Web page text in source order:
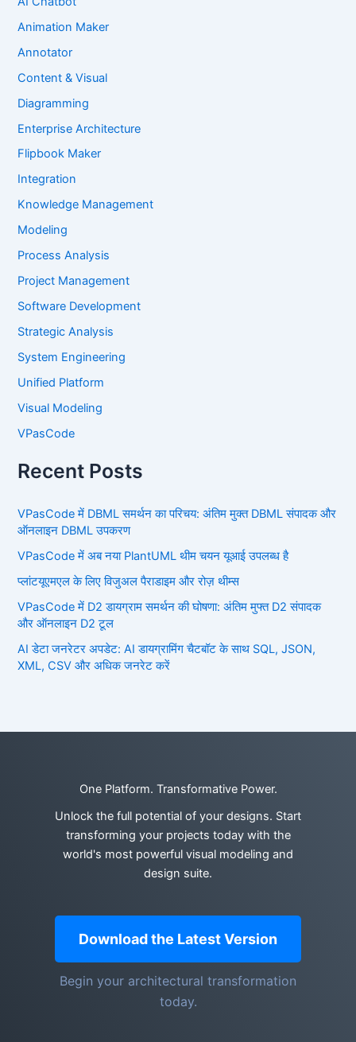
Animation Maker
Annotator
Content & Visual
Diagramming
Enterprise Architecture
Flipbook Maker
Integration
Knowledge Management
Modeling
Process Analysis
Project Management
Software Development
Strategic Analysis
System Engineering
Unified Platform
Visual Modeling
VPasCode
Recent Posts
VPasCode में DBML समर्थन का परिचय: अंतिम मुक्त DBML संपादक और
ऑनलाइन DBML उपकरण
VPasCode में अब नया PlantUML थीम चयन यूआई उपलब्ध है
प्लांटयूएमएल के लिए विजुअल पैराडाइम और रोज़ थीम्स
VPasCode में D2 डायग्राम समर्थन की घोषणा: अंतिम मुफ्त D2 संपादक
और ऑनलाइन D2 टूल
AI डेटा जनरेटर अपडेट: AI डायग्रामिंग चैटबॉट के साथ SQL, JSON,
XML, CSV और अधिक जनरेट करें
One Platform. Transformative Power.
Unlock the full potential of your designs. Start
transforming your projects today with the
world's most powerful visual modeling and
design suite.
Download the Latest Version
Begin your architectural transformation
today.